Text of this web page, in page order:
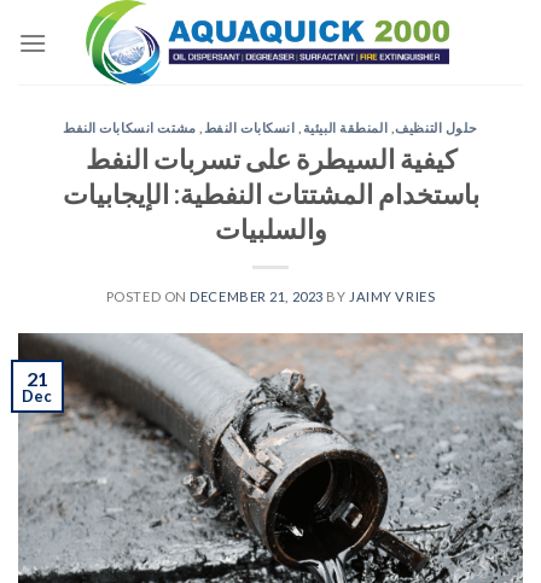
حلول التنظيف, المنطقة البيئية انسكابات النفط مشتت انسكابات النفط
كيفية السيطرة على تسربات النفط
باستخدام المشتتات النفطية: الإيجابيات
والسلبيات
POSTED ON DECEMBER 21, 2023 BY JAIMY VRIES
21
Dec